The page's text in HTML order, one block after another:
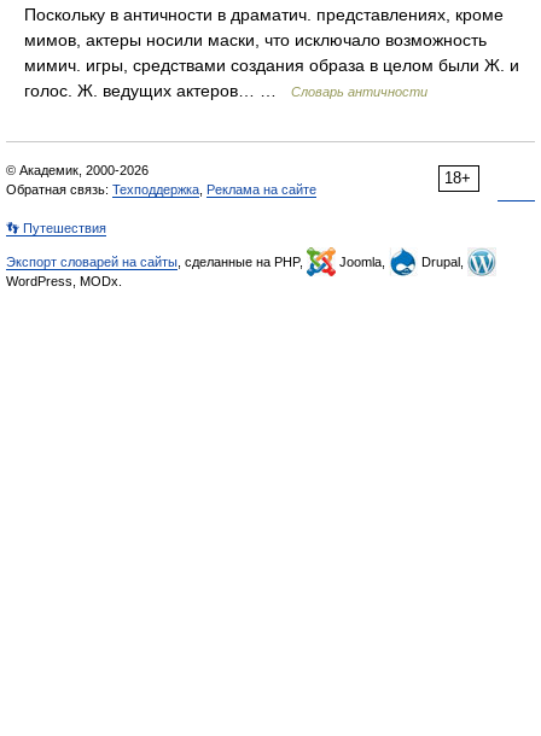
Поскольку в античности в драматич. представлениях, кроме
мимов, актеры носили маски, что исключало возможность
мимич. игры, средствами создания образа в целом были Ж. и
голос. Ж. ведущих актеров… …
Словарь античности
18+
© Академик, 2000-2026
Обратная связь: Техподдержка Реклама на сайте
👣 Путешествия
Экспорт словарей на сайты , сделанные на PHP, Joomla,
Drupal,
WordPress, MODx.